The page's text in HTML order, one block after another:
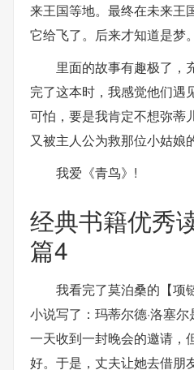
来王国等地。最终在未来王
它给飞了。后来才知道是梦。
里面的故事有趣极了，
完了这本时，我感觉他们遇
可怕，要是我肯定不想弥蒂
又被主人公为救那位小姑娘
我爱《青鸟》!
经典书籍优秀
篇4
我看完了莫泊桑的【项
小说写了：玛蒂尔德·洛塞
一天收到一封晚会的邀请，
好。于是，丈夫让她去借朋